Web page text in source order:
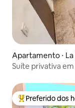
Apartamento ⋅ La
Suíte privativa
Entre os
Preferido dos